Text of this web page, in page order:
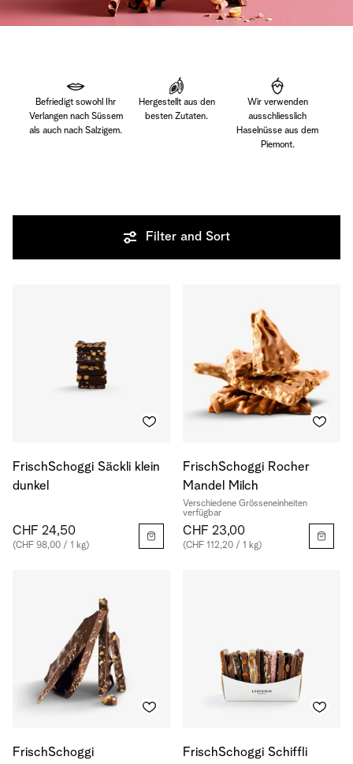
Befriedigt sowohl Ihr
Verlangen nach Süssem
als auch nach Salzigem.
Hergestellt aus den
besten Zutaten.
Wir verwenden
ausschliesslich
Haselnüsse aus dem
Piemont.
Filter and Sort
FrischSchoggi Säckli klein
dunkel
CHF 24,50
(CHF 98,00 / 1 kg)
FrischSchoggi Rocher
Mandel Milch
Verschiedene Grösseneinheiten
verfügbar
CHF 23,00
(CHF 112,20 / 1 kg)
FrischSchoggi
FrischSchoggi Schiffli